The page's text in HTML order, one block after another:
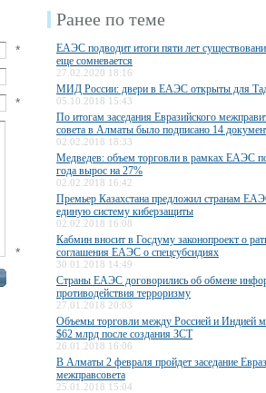
*
*
*
Ранее по теме
ЕАЭС подводит итоги пяти лет
еще сомневается
27.02.2020 18:16
МИД России: двери в ЕАЭС открыты для
05.10.2018 15:43
По итогам заседания Евразийского
совета в Алматы было подписано 14
02.02.2018 18:33
Медведев: объем торговли в рамках ЕАЭС
года вырос на 27%
02.02.2018 16:42
Премьер Казахстана предложил странам
единую систему киберзащиты
02.02.2018 16:08
Кабмин вносит в Госдуму законопроект о
соглашения ЕАЭС о спецсубсидиях
30.01.2018 14:49
Страны ЕАЭС договорились об обмене
противодействия терроризму
27.01.2018 20:03
Объемы торговли между Россией и Индией
$62 млрд после создания ЗСТ
26.01.2018 16:06
В Алматы 2 февраля пройдет заседание
межправсовета
25.01.2018 15:04